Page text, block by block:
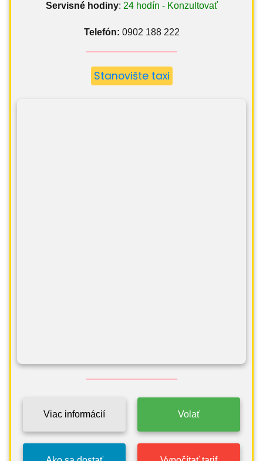
Servisné hodiny: 24 hodín - Konzultovať
Telefón: 0902 188 222
Stanovište taxi
Viac informácií Volať